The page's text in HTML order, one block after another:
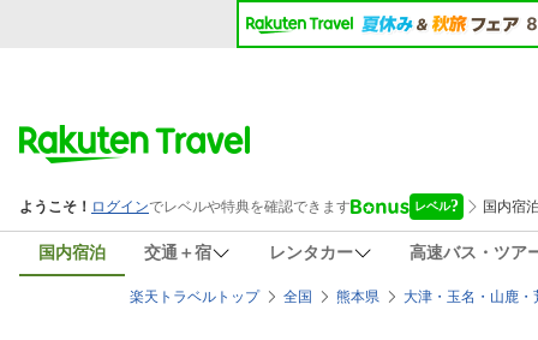
国内宿泊 交通＋宿 レンタカー 高速バス・ツア
楽天トラベルトップ 全国 熊本県 大津・玉名・山鹿・